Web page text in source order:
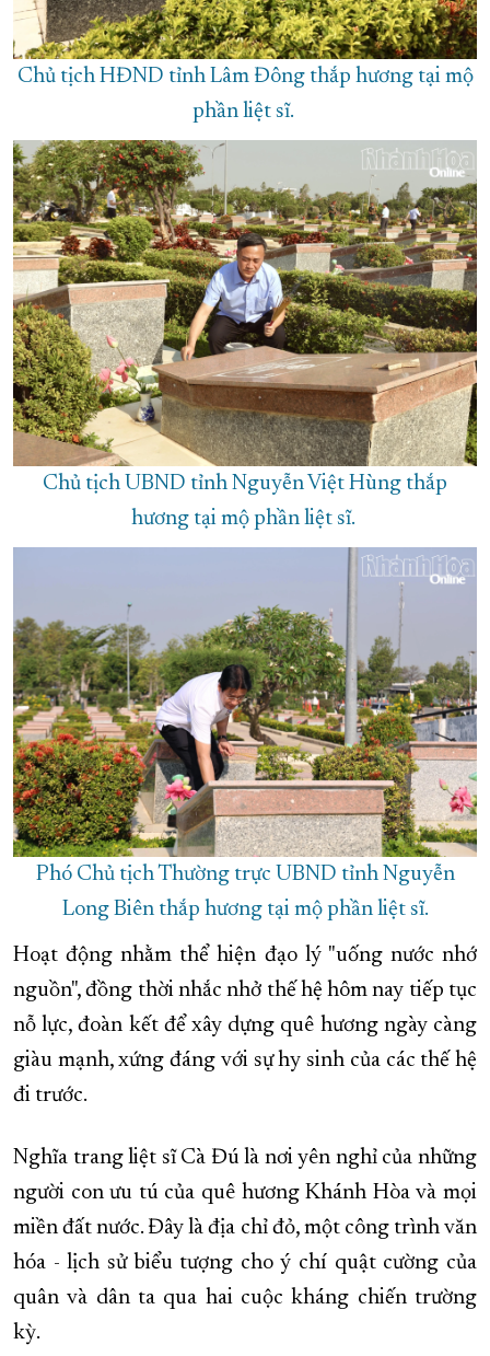
Chủ tịch HĐND tỉnh Lâm Đông thắp hương tại mộ
phần liệt sĩ.
Chủ tịch UBND tỉnh Nguyễn Việt Hùng thắp
hương tại mộ phần liệt sĩ.
Phó Chủ tịch Thường trực UBND tỉnh Nguyễn
Long Biên thắp hương tại mộ phần liệt sĩ.
Hoạt động nhằm thể hiện đạo lý "uống nước nhớ
nguồn", đồng thời nhắc nhở thế hệ hôm nay tiếp tục
nỗ lực, đoàn kết để xây dựng quê hương ngày càng
giàu mạnh, xứng đáng với sự hy sinh của các thế hệ
đi trước.
Nghĩa trang liệt sĩ Cà Đú là nơi yên nghỉ của những
người con ưu tú của quê hương Khánh Hòa và mọi
miền đất nước. Đây là địa chỉ đỏ, một công trình văn
hóa - lịch sử biểu tượng cho ý chí quật cường của
quân và dân ta qua hai cuộc kháng chiến trường
kỳ.